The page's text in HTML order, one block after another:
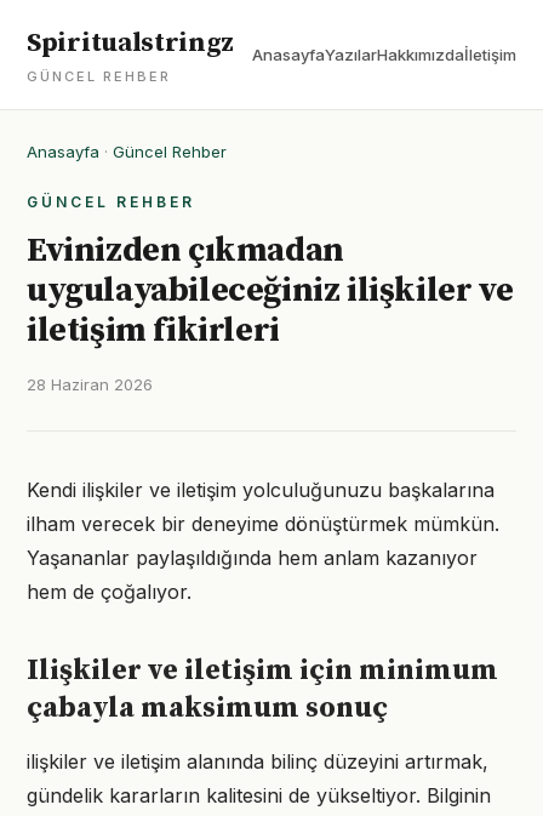
Spiritualstringz
GÜNCEL REHBER
AnasayfaYazılarHakkımızdaİletişim
Anasayfa · Güncel Rehber
GÜNCEL REHBER
Evinizden çıkmadan
uygulayabileceğiniz ilişkiler ve
iletişim fikirleri
28 Haziran 2026
Kendi ilişkiler ve iletişim yolculuğunuzu başkalarına
ilham verecek bir deneyime dönüştürmek mümkün.
Yaşananlar paylaşıldığında hem anlam kazanıyor
hem de çoğalıyor.
Ilişkiler ve iletişim için minimum
çabayla maksimum sonuç
ilişkiler ve iletişim alanında bilinç düzeyini artırmak,
gündelik kararların kalitesini de yükseltiyor. Bilginin